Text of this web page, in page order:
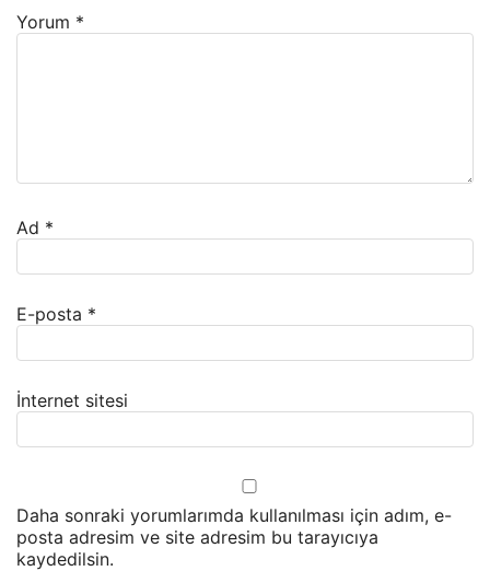
Yorum *
Ad *
E-posta *
İnternet sitesi
Daha sonraki yorumlarımda kullanılması için adım, e-
posta adresim ve site adresim bu tarayıcıya
kaydedilsin.